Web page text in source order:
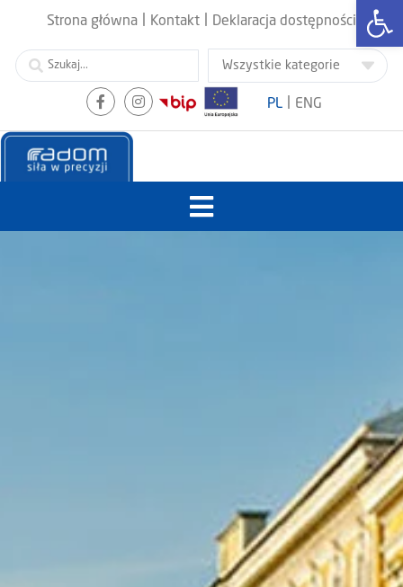
Strona główna Kontakt Deklaracja dostępności
PL ENG